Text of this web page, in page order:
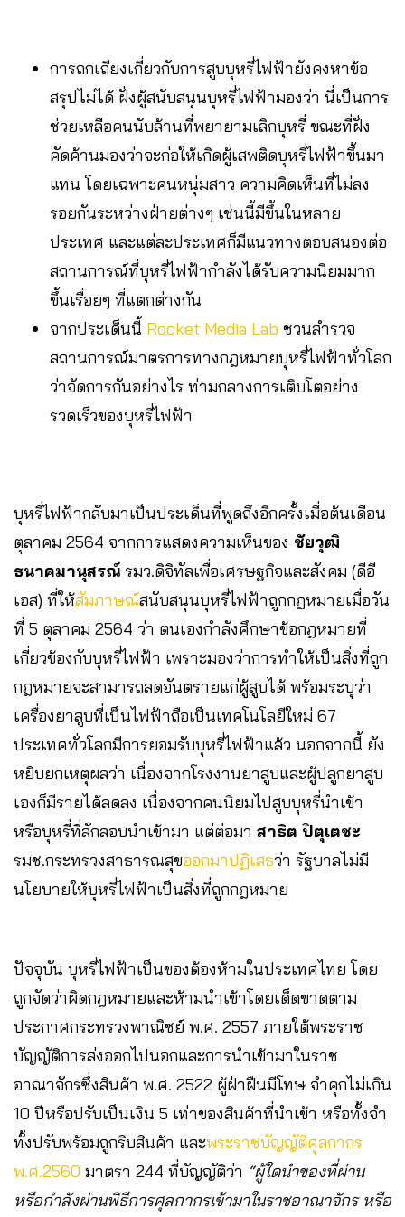
การถกเถียงเกี่ยวกับการสูบบุหรี่ไฟฟ้ายังคงหาข้อ
สรุปไม่ได้ ฝั่งผู้สนับสนุนบุหรี่ไฟฟ้ามองว่า นี่เป็นการ
ช่วยเหลือคนนับล้านที่พยายามเลิกบุหรี่ ขณะที่ฝั่ง
คัดค้านมองว่าจะก่อให้เกิดผู้เสพติดบุหรี่ไฟฟ้าขึ้นมา
แทน โดยเฉพาะคนหนุ่มสาว ความคิดเห็นที่ไม่ลง
รอยกันระหว่างฝ่ายต่างๆ เช่นนี้มีขึ้นในหลาย
ประเทศ และแต่ละประเทศก็มีแนวทางตอบสนองต่อ
สถานการณ์ที่บุหรี่ไฟฟ้ากำลังได้รับความนิยมมาก
ขึ้นเรื่อยๆ ที่แตกต่างกัน
จากประเด็นนี้ Rocket Media Lab ชวนสำรวจ
สถานการณ์มาตรการทางกฎหมายบุหรี่ไฟฟ้าทั่วโลก
ว่าจัดการกันอย่างไร ท่ามกลางการเติบโตอย่าง
รวดเร็วของบุหรี่ไฟฟ้า
บุหรี่ไฟฟ้ากลับมาเป็นประเด็นที่พูดถึงอีกครั้งเมื่อต้นเดือน
ตุลาคม 2564 จากการแสดงความเห็นของ ชัยวุฒิ
ธนาคมานุสรณ์ รมว.ดิจิทัลเพื่อเศรษฐกิจและสังคม (ดีอี
เอส) ที่ให้สัมภาษณ์สนับสนุนบุหรี่ไฟฟ้าถูกกฎหมายเมื่อวัน
ที่ 5 ตุลาคม 2564 ว่า ตนเองกำลังศึกษาข้อกฎหมายที่
เกี่ยวข้องกับบุหรี่ไฟฟ้า เพราะมองว่าการทำให้เป็นสิ่งที่ถูก
กฎหมายจะสามารถลดอันตรายแก่ผู้สูบได้ พร้อมระบุว่า
เครื่องยาสูบที่เป็นไฟฟ้าถือเป็นเทคโนโลยีใหม่ 67
ประเทศทั่วโลกมีการยอมรับบุหรี่ไฟฟ้าแล้ว นอกจากนี้ ยัง
หยิบยกเหตุผลว่า เนื่องจากโรงงานยาสูบและผู้ปลูกยาสูบ
เองก็มีรายได้ลดลง เนื่องจากคนนิยมไปสูบบุหรี่นำเข้า
หรือบุหรี่ที่ลักลอบนำเข้ามา แต่ต่อมา สาธิต ปิตุเตชะ
รมช.กระทรวงสาธารณสุขออกมาปฏิเสธว่า รัฐบาลไม่มี
นโยบายให้บุหรี่ไฟฟ้าเป็นสิ่งที่ถูกกฎหมาย
ปัจจุบัน บุหรี่ไฟฟ้าเป็นของต้องห้ามในประเทศไทย โดย
ถูกจัดว่าผิดกฎหมายและห้ามนำเข้าโดยเด็ดขาดตาม
ประกาศกระทรวงพาณิชย์ พ.ศ. 2557 ภายใต้พระราช
บัญญัติการส่งออกไปนอกและการนำเข้ามาในราช
อาณาจักรซึ่งสินค้า พ.ศ. 2522 ผู้ฝ่าฝืนมีโทษ จำคุกไม่เกิน
10 ปีหรือปรับเป็นเงิน 5 เท่าของสินค้าที่นำเข้า หรือทั้งจำ
ทั้งปรับพร้อมถูกริบสินค้า และพระราชบัญญัติศุลกากร
พ.ศ.2560 มาตรา 244 ที่บัญญัติว่า “ผู้ใดนําของที่ผ่าน
หรือกําลังผ่านพิธีการศุลกากรเข้ามาในราชอาณาจักร หรือ